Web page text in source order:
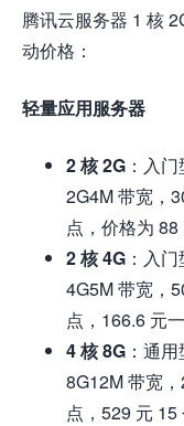
腾讯云服务器 1 核
动价格：
轻量应用服务器
2 核 2G ：入
2G4M 带宽，
点，价格为 88
2 核 4G ：入
4G5M 带宽，
点，166.6 元
4 核 8G ：通
8G12M 带宽
点，529 元 15